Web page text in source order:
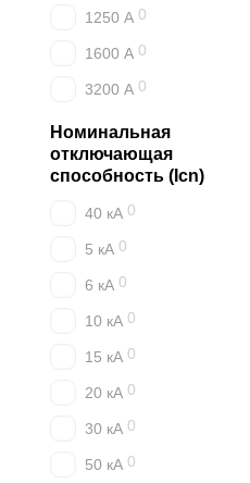
1250 А 0
1600 А 0
3200 А 0
Номинальная
отключающая
способность (Icn)
40 кА 0
5 кА 0
6 кА 0
10 кА 0
15 кА 0
20 кА 0
30 кА 0
50 кА 0